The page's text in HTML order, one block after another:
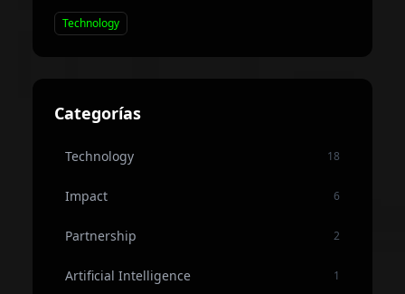
Technology
Categorías
Technology 18
Impact 6
Partnership 2
Artificial Intelligence 1